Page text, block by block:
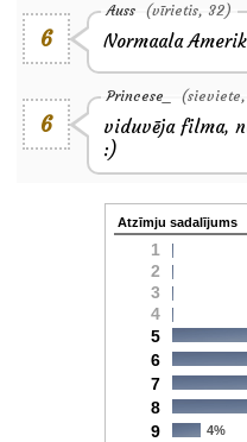
6
Auss (vīrietis, 32)
Normaala
6
Princese_ (sieviete,
viduvēja filma,
:)
Atzīmju sadalījums
1
2
3
4
5
6
7
8
9 4%